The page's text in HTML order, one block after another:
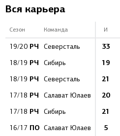
Вся карьера
Сезон Команда И
19/20 РЧ Северсталь 33
18/19 РЧ Сибирь 19
18/19 РЧ Северсталь 21
17/18 РЧ Салават Юлаев 20
17/18 РЧ Сибирь 21
16/17 ПО Салават Юлаев 5